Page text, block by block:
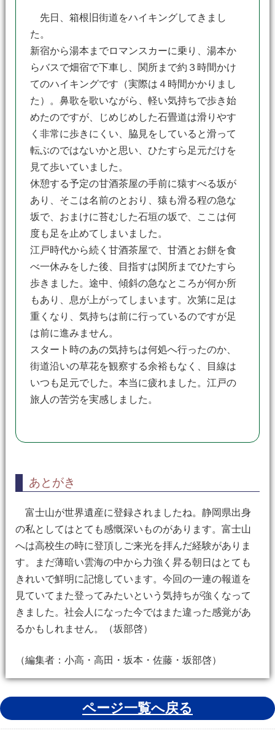
先日、箱根旧街道をハイキングしてきまし
た。
新宿から湯本までロマンスカーに乗り、湯本か
らバスで畑宿で下車し、関所まで約３時間かけ
てのハイキングです（実際は４時間かかりまし
た）。鼻歌を歌いながら、軽い気持ちで歩き始
めたのですが、じめじめした石畳道は滑りやす
く非常に歩きにくい、脇見をしていると滑って
転ぶのではないかと思い、ひたすら足元だけを
見て歩いていました。
休憩する予定の甘酒茶屋の手前に猿すべる坂が
あり、そこは名前のとおり、猿も滑る程の急な
坂で、おまけに苔むした石垣の坂で、ここは何
度も足を止めてしまいました。
江戸時代から続く甘酒茶屋で、甘酒とお餅を食
べ一休みをした後、目指すは関所までひたすら
歩きました。途中、傾斜の急なところが何か所
もあり、息が上がってしまいます。次第に足は
重くなり、気持ちは前に行っているのですが足
は前に進みません。
スタート時のあの気持ちは何処へ行ったのか、
街道沿いの草花を観察する余裕もなく、目線は
いつも足元でした。本当に疲れました。江戸の
旅人の苦労を実感しました。
あとがき
富士山が世界遺産に登録されましたね。静岡県出身
の私としてはとても感慨深いものがあります。富士山
へは高校生の時に登頂しご来光を拝んだ経験がありま
す。まだ薄暗い雲海の中から力強く昇る朝日はとても
きれいで鮮明に記憶しています。今回の一連の報道を
見ていてまた登ってみたいという気持ちが強くなって
きました。社会人になった今ではまた違った感覚があ
るかもしれません。（坂部啓）
（編集者：小高・高田・坂本・佐藤・坂部啓）
ページ一覧へ戻る